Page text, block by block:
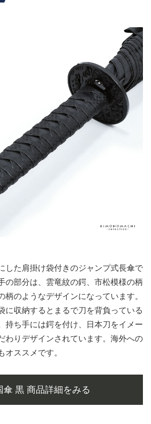
した肩掛け袋付きのジャンプ式長傘で
の部分は、雲竜紋の鍔、市松模様の柄
柄のようなデザインになっています。
に収納するとまるで刀を背負っている
持ち手には鍔を付け、日本刀をイメー
わりデザインされています。海外への
オススメです。
傘 黒 商品詳細をみる